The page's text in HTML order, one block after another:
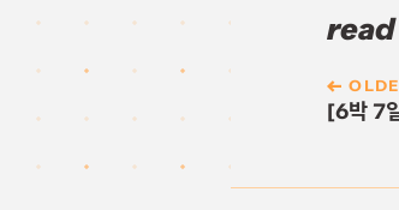
[6박 7